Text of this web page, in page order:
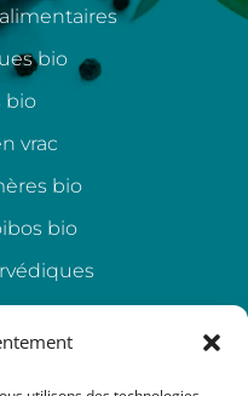
bio
bio
vrac
bio
bio